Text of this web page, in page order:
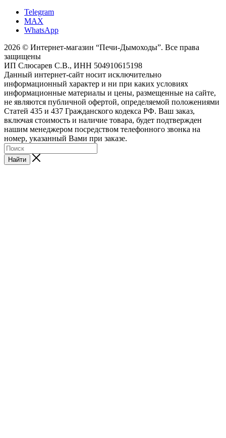
Telegram
MAX
WhatsApp
2026 © Интернет-магазин “Печи-Дымоходы”. Все права
защищены
ИП Слюсарев С.В., ИНН 504910615198
Данный интернет-сайт носит исключительно
информационный характер и ни при каких условиях
информационные материалы и цены, размещенные на сайте,
не являются публичной офертой, определяемой положениями
Статей 435 и 437 Гражданского кодекса РФ. Ваш заказ,
включая стоимость и наличие товара, будет подтвержден
нашим менеджером посредством телефонного звонка на
номер, указанный Вами при заказе.
Найти